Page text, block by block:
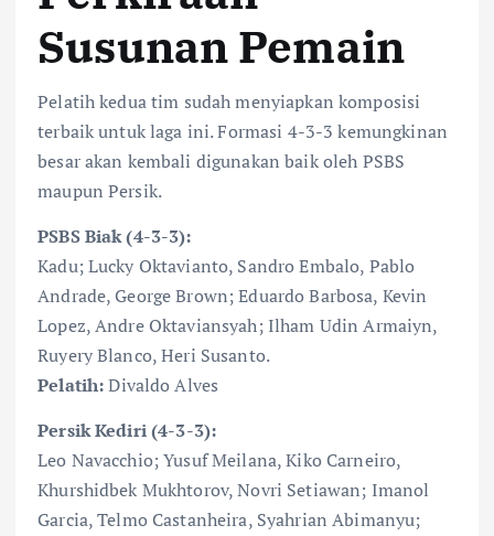
Susunan Pemain
Pelatih kedua tim sudah menyiapkan komposisi
terbaik untuk laga ini. Formasi 4-3-3 kemungkinan
besar akan kembali digunakan baik oleh PSBS
maupun Persik.
PSBS Biak (4-3-3):
Kadu; Lucky Oktavianto, Sandro Embalo, Pablo
Andrade, George Brown; Eduardo Barbosa, Kevin
Lopez, Andre Oktaviansyah; Ilham Udin Armaiyn,
Ruyery Blanco, Heri Susanto.
Pelatih:Divaldo Alves
Persik Kediri (4-3-3):
Leo Navacchio; Yusuf Meilana, Kiko Carneiro,
Khurshidbek Mukhtorov, Novri Setiawan; Imanol
Garcia, Telmo Castanheira, Syahrian Abimanyu;